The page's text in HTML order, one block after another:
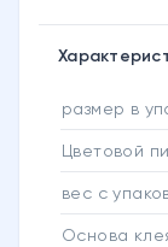
размер в
Цветовой
вес с
Основа